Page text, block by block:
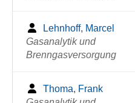
Lehnhoff, Marcel
Gasanalytik und
Brenngasversorgung
Thoma, Frank